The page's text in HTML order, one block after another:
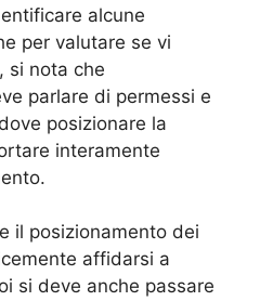
alcune
per valutare se vi
si nota che
parlare di permessi e
posizionare la
interamente
il posizionamento dei
affidarsi a
si deve anche passare